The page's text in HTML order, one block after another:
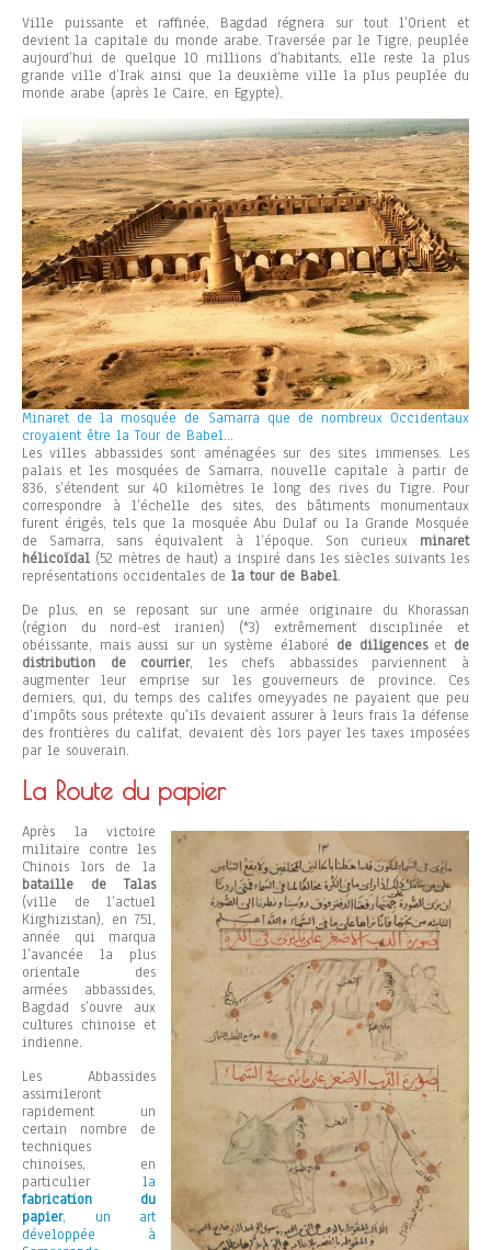
Ville puissante et raffinée, Bagdad régnera sur tout l’Orient et
devient la capitale du monde arabe. Traversée par le Tigre, peuplée
aujourd’hui de quelque 10 millions d’habitants, elle reste la plus
grande ville d’Irak ainsi que la deuxième ville la plus peuplée du
monde arabe (après le Caire, en Egypte).
Minaret de la mosquée de Samarra que de nombreux Occidentaux
croyaient être la Tour de Babel…
Les villes abbassides sont aménagées sur des sites immenses. Les
palais et les mosquées de Samarra, nouvelle capitale à partir de
836, s’étendent sur 40 kilomètres le long des rives du Tigre. Pour
correspondre à l’échelle des sites, des bâtiments monumentaux
furent érigés, tels que la mosquée Abu Dulaf ou la Grande Mosquée
de Samarra, sans équivalent à l’époque. Son curieux minaret
hélicoïdal (52 mètres de haut) a inspiré dans les siècles suivants les
représentations occidentales de la tour de Babel.
De plus, en se reposant sur une armée originaire du Khorassan
(région du nord-est iranien) (*3) extrêmement disciplinée et
obéissante, mais aussi sur un système élaboré de diligenceset de
distribution de courrier, les chefs abbassides parviennent à
augmenter leur emprise sur les gouverneurs de province. Ces
derniers, qui, du temps des califes omeyyades ne payaient que peu
d’impôts sous prétexte qu’ils devaient assurer à leurs frais la défense
des frontières du califat, devaient dès lors payer les taxes imposées
par le souverain.
La Route du papier
Après la victoire
militaire contre les
Chinois lors de la
bataille de Talas
(ville de l’actuel
Kirghizistan), en 751,
année qui marqua
l’avancée la plus
orientale des
armées abbassides,
Bagdad s’ouvre aux
cultures chinoise et
indienne.
Les Abbassides
assimileront
rapidement un
certain nombre de
techniques
chinoises, en
particulier la
fabrication du
papier, un art
développée à